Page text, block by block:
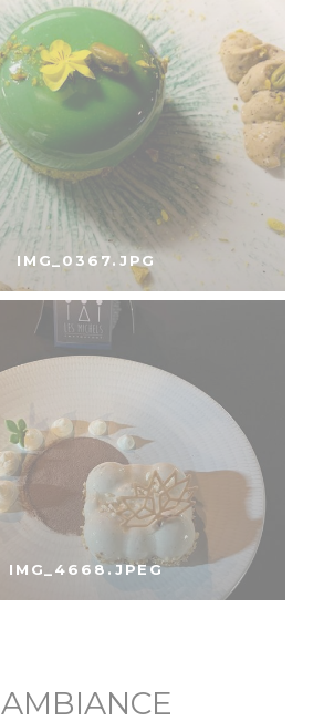
IMG_0367.JPG
IMG_4668.JPEG
AMBIANCE